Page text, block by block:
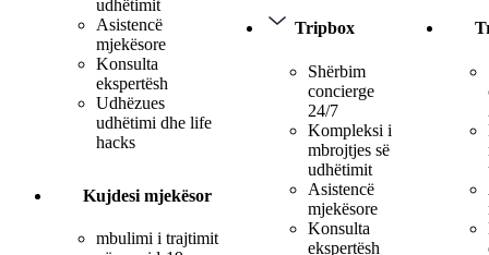
udhëtimit
Asistencë
mjekësore
Konsulta
ekspertësh
Udhëzues
udhëtimi dhe life
hacks
Kujdesi mjekësor
mbulimi i trajtimit
Tripbox
Shërbim
concierge
24/7
Kompleksi i
mbrojtjes së
udhëtimit
Asistencë
mjekësore
Konsulta
ekspertësh